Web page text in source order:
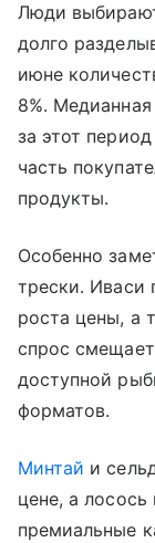
Люди
долго
июне
8%.
за этот
часть
продукты.
Особенно
трески. Иваси
роста цены, а
спрос
доступной
форматов.
Минтай и
цене, а лосось
премиальные